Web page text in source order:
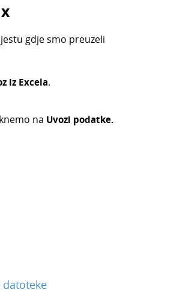
gdje smo preuzeli
iz Excela.
na Uvozi podatke.
datoteke